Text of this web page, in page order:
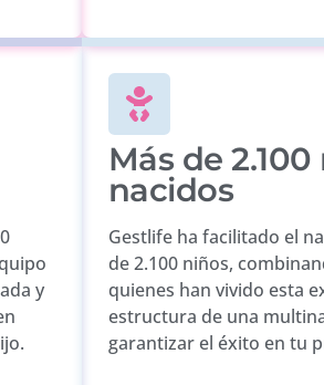
y
Más de
nacidos
Gestlife ha facilitado el
de 2.100 niños,
quienes han vivido esta
estructura de una
garantizar el éxito en tu